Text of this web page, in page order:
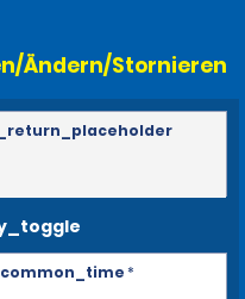
Ändern/Stornieren
common_time*